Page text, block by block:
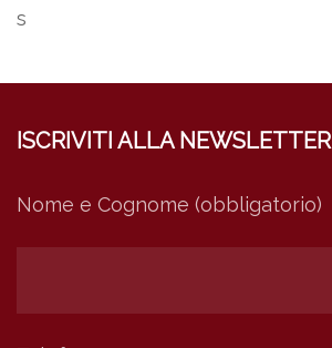
s
ISCRIVITI ALLA NEWSLETTER
Nome e Cognome (obbligatorio)